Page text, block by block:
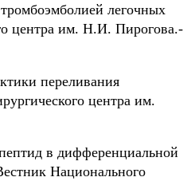
легочных
центра им. Н.И. Пирогова.-
переливания
центра им.
в дифференциальной
Национального